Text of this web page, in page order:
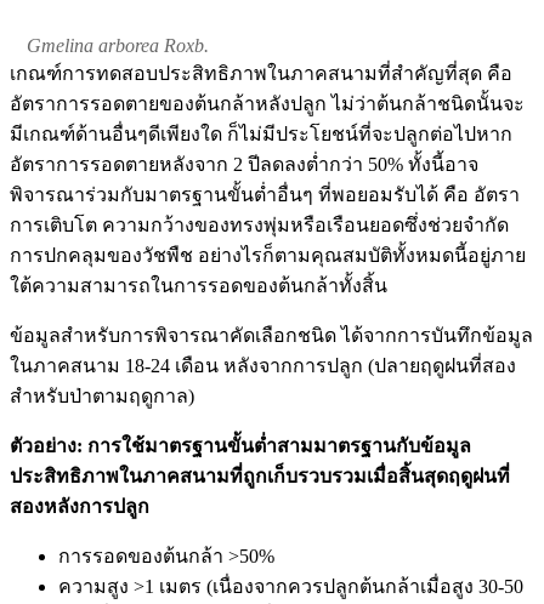
Gmelina arborea Roxb.
เกณฑ์การทดสอบประสิทธิภาพในภาคสนามที่สำคัญที่สุด คือ
อัตราการรอดตายของต้นกล้าหลังปลูก ไม่ว่าต้นกล้าชนิดนั้นจะ
มีเกณฑ์ด้านอื่นๆดีเพียงใด ก็ไม่มีประโยชน์ที่จะปลูกต่อไปหาก
อัตราการรอดตายหลังจาก 2 ปีลดลงต่ำกว่า 50% ทั้งนี้อาจ
พิจารณาร่วมกับมาตรฐานขั้นต่ำอื่นๆ ที่พอยอมรับได้ คือ อัตรา
การเติบโต ความกว้างของทรงพุ่มหรือเรือนยอดซึ่งช่วยจำกัด
การปกคลุมของวัชพืช อย่างไรก็ตามคุณสมบัติทั้งหมดนี้อยู่ภาย
ใต้ความสามารถในการรอดของต้นกล้าทั้งสิ้น
ข้อมูลสำหรับการพิจารณาคัดเลือกชนิด ได้จากการบันทึกข้อมูล
ในภาคสนาม 18-24 เดือน หลังจากการปลูก (ปลายฤดูฝนที่สอง
สำหรับป่าตามฤดูกาล)
ตัวอย่าง: การใช้มาตรฐานขั้นต่ำสามมาตรฐานกับข้อมูล
ประสิทธิภาพในภาคสนามที่ถูกเก็บรวบรวมเมื่อสิ้นสุดฤดูฝนที่
สองหลังการปลูก
การรอดของต้นกล้า >50%
ความสูง >1 เมตร (เนื่องจากควรปลูกต้นกล้าเมื่อสูง 30-50